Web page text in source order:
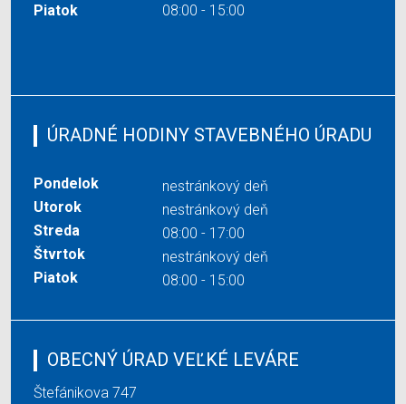
Piatok
08:00 - 15:00
ÚRADNÉ HODINY STAVEBNÉHO ÚRADU
Pondelok
nestránkový deň
Utorok
nestránkový deň
Streda
08:00 - 17:00
Štvrtok
nestránkový deň
Piatok
08:00 - 15:00
OBECNÝ ÚRAD VEĽKÉ LEVÁRE
Štefánikova 747